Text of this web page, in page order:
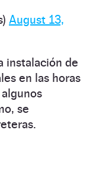
August 13,
instalación de
en las horas
se